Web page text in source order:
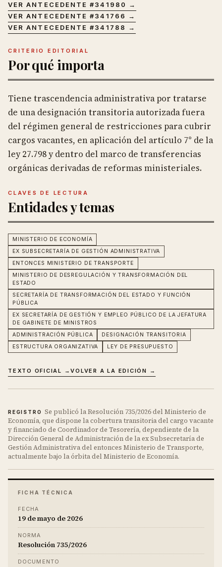
VER ANTECEDENTE #341980
→
VER ANTECEDENTE #341766
→
VER ANTECEDENTE #341788 →
CRITERIO EDITORIAL
Por qué importa
Tiene trascendencia administrativa por tratarse
de una designación transitoria autorizada fuera
del régimen general de restricciones para cubrir
cargos vacantes, en aplicación del artículo 7° de la
ley 27.798 y dentro del marco de transferencias
orgánicas derivadas de reformas ministeriales.
CLAVES DE LECTURA
Entidades y temas
MINISTERIO DE ECONOMÍA
EX SUBSECRETARÍA DE GESTIÓN ADMINISTRATIVA
ENTONCES MINISTERIO DE TRANSPORTE
MINISTERIO DE DESREGULACIÓN Y TRANSFORMACIÓN DEL
ESTADO
SECRETARÍA DE TRANSFORMACIÓN DEL ESTADO Y FUNCIÓN
PÚBLICA
EX SECRETARÍA DE GESTIÓN Y EMPLEO PÚBLICO DE LA JEFATURA
DE GABINETE DE MINISTROS
ADMINISTRACIÓN PÚBLICA
DESIGNACIÓN TRANSITORIA
ESTRUCTURA ORGANIZATIVA
LEY DE PRESUPUESTO
TEXTO OFICIAL →VOLVER A LA EDICIÓN →
REGISTRO
Se publicó la Resolución 735/2026 del Ministerio de
Economía, que dispone la cobertura transitoria del cargo vacante
y financiado de Coordinador de Tesorería, dependiente de la
Dirección General de Administración de la ex Subsecretaría de
Gestión Administrativa del entonces Ministerio de Transporte,
actualmente bajo la órbita del Ministerio de Economía.
FICHA TÉCNICA
FECHA
19 de mayo de 2026
NORMA
Resolución 735/2026
DOCUMENTO